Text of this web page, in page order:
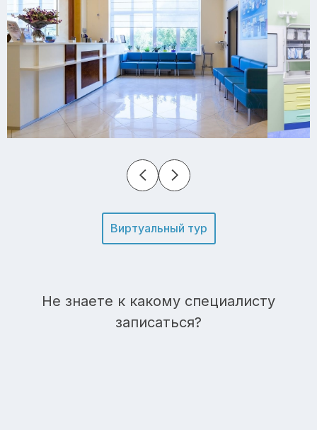
Виртуальный тур
Не знаете к какому специалисту
записаться?